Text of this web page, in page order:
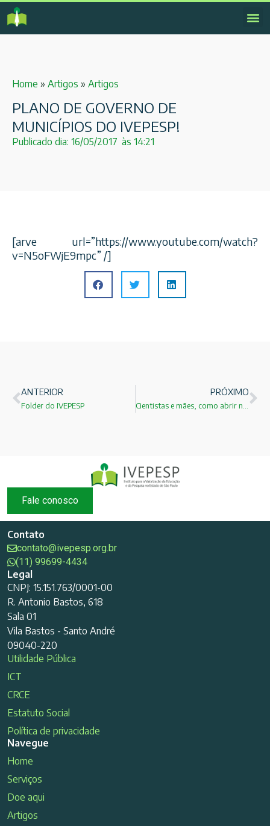
Home » Artigos » Artigos
PLANO DE GOVERNO DE
MUNICÍPIOS DO IVEPESP!
Publicado dia: 16/05/2017 às 14:21
[arve url=”https://www.youtube.com/watch?
v=N5oFWjE9mpc” /]
ANTERIOR
Folder do IVEPESP
PRÓXIMO
Fale conosco
Contato
contato@ivepesp.org.br
(11) 99699-4434
Legal
CNPJ: 15.151.763/0001-00
R. Antonio Bastos, 618
Sala 01
Vila Bastos - Santo André
09040-220
Utilidade Pública
ICT
CRCE
Estatuto Social
Política de privacidade
Navegue
Home
Serviços
Doe aqui
Artigos